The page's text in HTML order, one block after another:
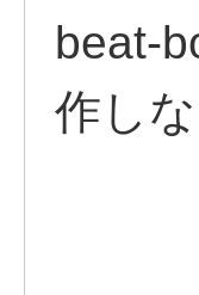
beat-
作し